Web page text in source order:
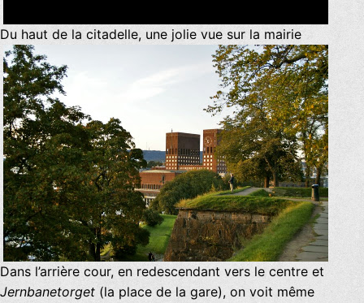
Du haut de la citadelle, une jolie vue sur la mairie
Dans l’arrière cour, en redescendant vers le centre et
Jernbanetorget (la place de la gare), on voit même